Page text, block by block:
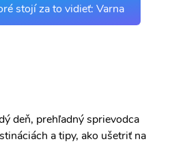
stojí za to vidieť: Varna
deň, prehľadný sprievodca
a tipy, ako ušetriť na